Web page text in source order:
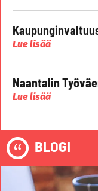
Lue lisää
Naantalin
Lue lisää
BLOGI